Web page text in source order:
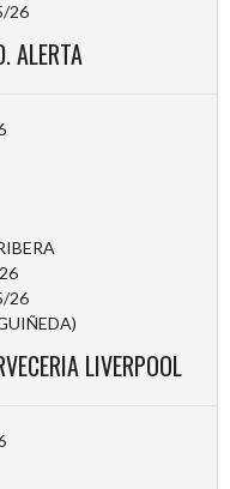
26
ALERTA
26
LIVERPOOL